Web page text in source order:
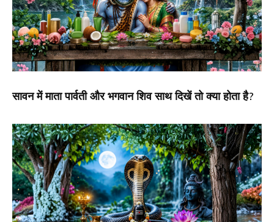
सावन में माता पार्वती और भगवान शिव साथ दिखें तो क्या होता है?